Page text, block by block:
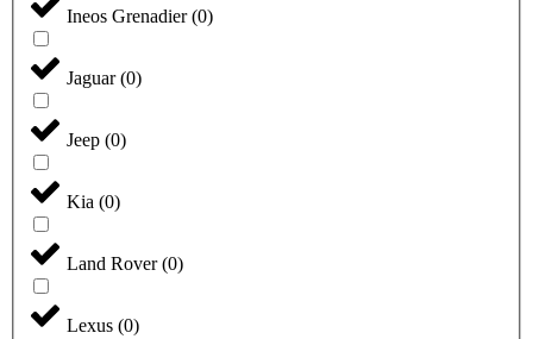
Ineos Grenadier(0)
Jaguar(0)
Jeep (0)
Kia (0)
Land Rover(0)
Lexus (0)